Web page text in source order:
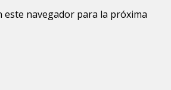
navegador para la próxima